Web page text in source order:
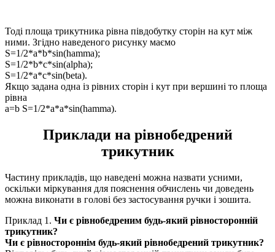
Тоді площа трикутника рівна півдобутку сторін на кут між
ними. Згідно наведеного рисунку маємо
S=1/2*a*b*sin(hamma);
S=1/2*b*c*sin(alpha);
S=1/2*a*c*sin(beta).
Якщо задана одна із рівних сторін і кут при вершині то площа
рівна
a=b S=1/2*a*a*sin(hamma).
Приклади на рівнобедрений
трикутник
Частину прикладів, що наведені можна назвати усними,
оскільки міркування для пояснення обчислень чи доведень
можна виконати в голові без застосування ручки і зошита.
Приклад 1 . Чи є рівнобедреним будь-який рівносторонній
трикутник?
Чи є рівностороннім будь-який рівнобедрений трикутник?